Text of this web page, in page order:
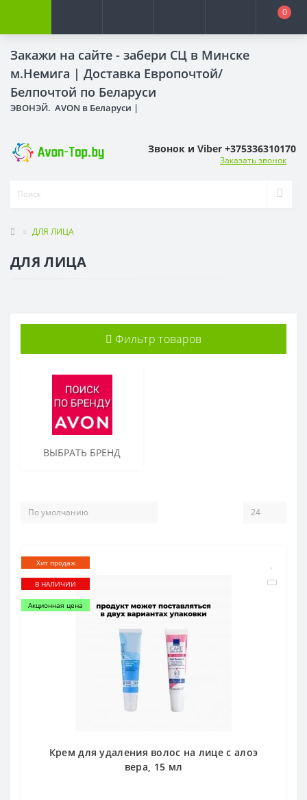
Закажи на сайте - забери СЦ в Минске
м.Немига | Доставка Европочтой/
Белпочтой по Беларуси
ЭВОНЭЙ. AVON в Беларуси |
0
Звонок и Viber +375336310170
Заказать звонок
ДЛЯ ЛИЦА
ДЛЯ ЛИЦА
Фильтр товаров
ВЫБРАТЬ БРЕНД
Хит продаж
В НАЛИЧИИ
Акционная цена
Крем для удаления волос на лице с алоэ
вера, 15 мл